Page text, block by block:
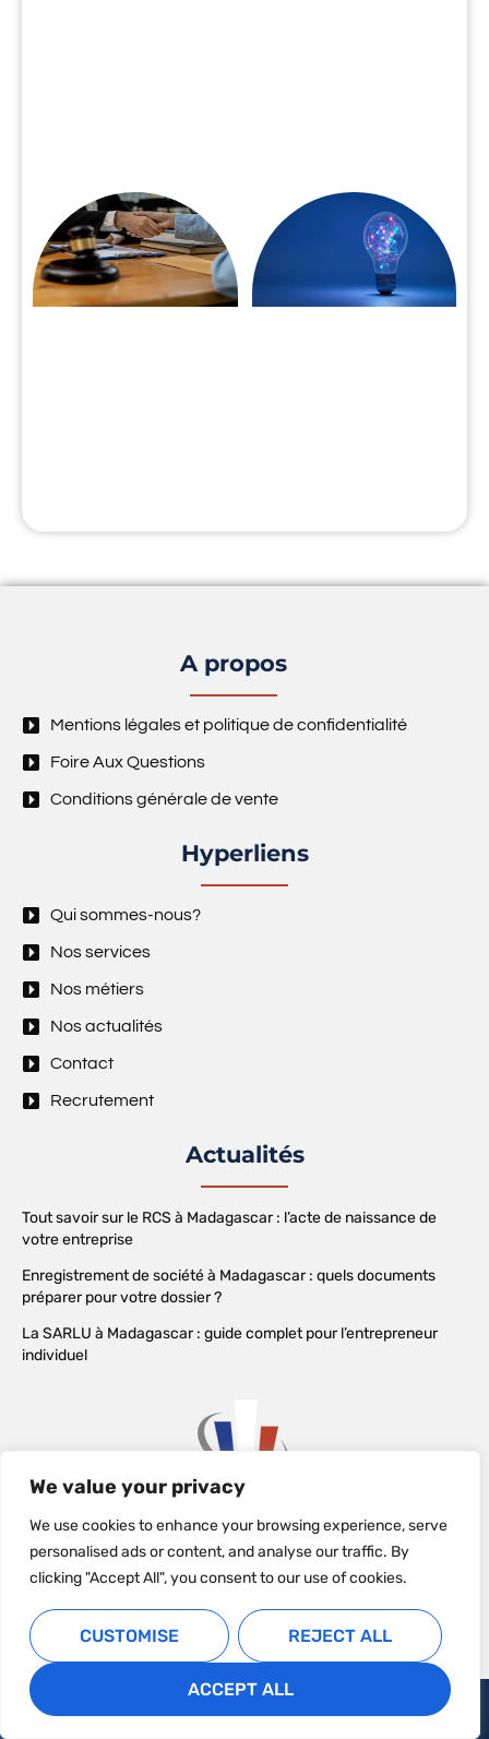
We value your privacy
We use cookies to enhance your browsing experience, serve
personalised ads or content, and analyse our traffic. By
clicking "Accept All", you consent to our use of cookies.
CUSTOMISE REJECT ALL
ACCEPT ALL
A propos
Mentions légales et politique de confidentialité
Foire Aux Questions
Conditions générale de vente
Hyperliens
Qui sommes-nous?
Nos services
Nos métiers
Nos actualités
Contact
Recrutement
Actualités
Tout savoir sur le RCS à Madagascar : l’acte de naissance de
votre entreprise
Enregistrement de société à Madagascar : quels documents
préparer pour votre dossier ?
La SARLU à Madagascar : guide complet pour l’entrepreneur
individuel
Copyright © activsolutionsmadagascar